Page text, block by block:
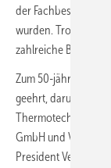
der Fachbesucher
wurden. Trotz eines
zahlreiche Besucher
Zum 50-jährigen
geehrt, darunter
Thermotechnik
GmbH und Viega
President Vertrieb